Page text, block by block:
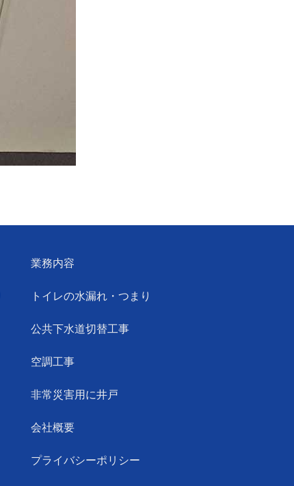
業務内容
トイレの水漏れ・つまり
公共下水道切替工事
空調工事
非常災害用に井戸
会社概要
プライバシーポリシー